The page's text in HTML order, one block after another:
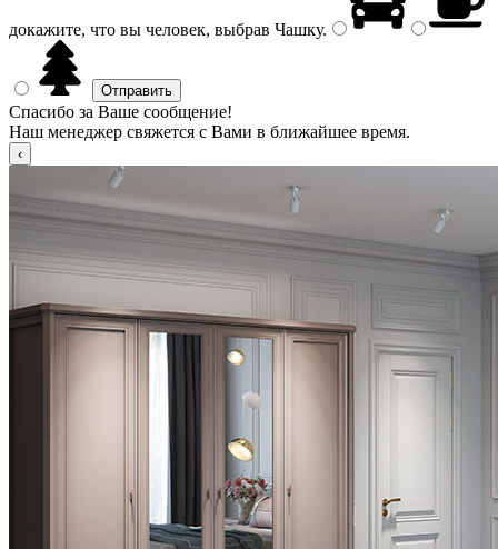
докажите, что вы человек, выбрав Чашку.
Спасибо за Ваше сообщение!
Наш менеджер свяжется с Вами в ближайшее время.